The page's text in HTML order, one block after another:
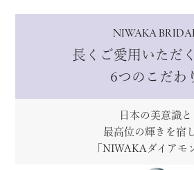
NIWAKA
長くご愛用いただ
6つのこだわ
日本の美意識と
最高位の輝きを宿
「NIWAKAダイアモ